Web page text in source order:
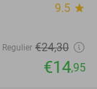
9.5 star
Regulier €24,30
€14,95